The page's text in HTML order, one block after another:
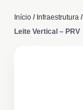
Início / Infraestrutura /
Leite Vertical – PRV